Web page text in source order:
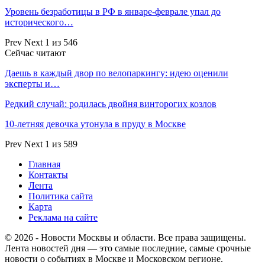
Уровень безработицы в РФ в январе-феврале упал до
исторического…
Prev Next 1 из 546
Сейчас читают
Даешь в каждый двор по велопаркингу: идею оценили
эксперты и…
Редкий случай: родилась двойня винторогих козлов
10-летняя девочка утонула в пруду в Москве
Prev Next 1 из 589
Главная
Контакты
Лента
Политика сайта
Карта
Реклама на сайте
© 2026 - Новости Москвы и области. Все права защищены.
Лента новостей дня — это самые последние, самые срочные
новости о событиях в Москве и Московском регионе.